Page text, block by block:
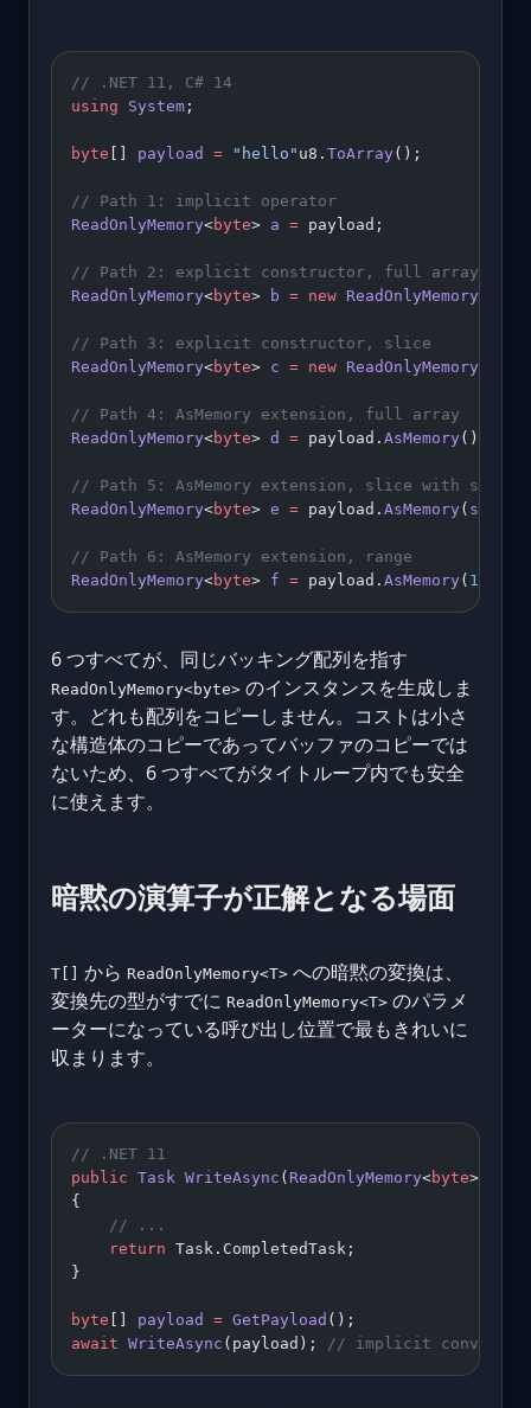
// .NET 11, C# 14
using System ;
byte [] payload = "hello" u8. ToArray();
// Path 1: implicit operator
ReadOnlyMemory<byte> a = payload;
// Path 2: explicit constructor, full array
ReadOnlyMemory<byte> b = new ReadOnlyMemory
// Path 3: explicit constructor, slice
ReadOnlyMemory<byte> c = new ReadOnlyMemory
// Path 4: AsMemory extension, full array
ReadOnlyMemory<byte> d = payload. AsMemory();
// Path 5: AsMemory extension, slice with start
ReadOnlyMemory<byte> e = payload. AsMemory( start
// Path 6: AsMemory extension, range
ReadOnlyMemory<byte> f = payload. AsMemory( 1
6 つすべてが、同じバッキング配列を指す
ReadOnlyMemory<byte> のインスタンスを生成しま
す。どれも配列をコピーしません。コストは小さ
な構造体のコピーであってバッファのコピーでは
ないため、6 つすべてがタイトループ内でも安全
に使えます。
暗黙の演算子が正解となる場面
T[] から ReadOnlyMemory<T> への暗黙の変換は、
変換先の型がすでに ReadOnlyMemory<T> のパラメ
ーターになっている呼び出し位置で最もきれいに
収まります。
// .NET 11
public Task WriteAsync ( ReadOnlyMemory<byte>
{
    // ...
    return
Task.CompletedTask;
}
byte payload = GetPayload ();
await WriteAsync (payload); // implicit conversion